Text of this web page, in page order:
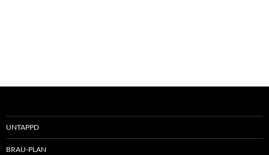
UNTAPPD
BRAU-PLAN